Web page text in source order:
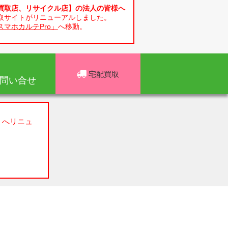
取店、リサイクル店】の法人の皆様へ
サイトがリニューアルしました。
マホカルテPro」 へ移動。
い合せ 宅配買取
リニュ